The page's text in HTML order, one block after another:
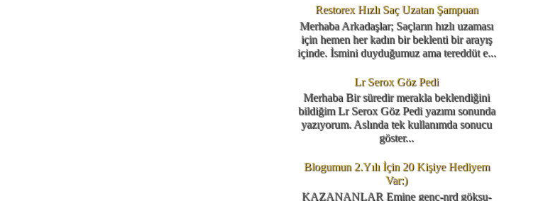
Restorex Hızlı Saç Uzatan Şampuan
Merhaba Arkadaşlar; Saçların hızlı uzaması
için hemen her kadın bir beklenti bir arayış
içinde. İsmini duyduğumuz ama tereddüt e...
Lr Serox Göz Pedi
Merhaba Bir süredir merakla beklendiğini
bildiğim Lr Serox Göz Pedi yazımı sonunda
yazıyorum. Aslında tek kullanımda sonucu
göster...
Blogumun 2.Yılı İçin 20 Kişiye Hediyem
Var:)
KAZANANLAR Emine genç-nrd göksu-